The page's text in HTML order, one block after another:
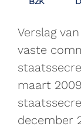
Verslag
vaste
maart
december